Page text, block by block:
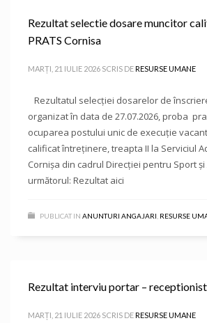
Rezultat selectie dosare muncitor
PRATS Cornisa
MARȚI, 21 IULIE 2026 SCRIS DERESURSE UMANE
Rezultatul selecției dosarelor de
organizat în data de 27.07.2026, proba
ocuparea postului unic de execuție
calificat întreținere, treapta II la Serviciul
Cornișa din cadrul Direcției pentru Sport
următorul: Rezultat aici
PUBLICAT IN ANUNTURI ANGAJARI RESURSE
Rezultat interviu portar – receptionist
MARȚI, 21 IULIE 2026 SCRIS DERESURSE UMANE